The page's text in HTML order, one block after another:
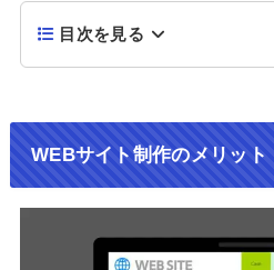
目次を見る
WEBサイト制作のメリット